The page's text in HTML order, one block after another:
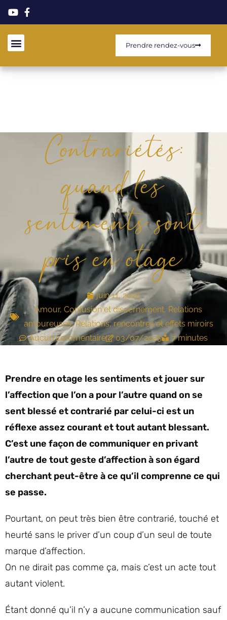
Prendre rendez-vous
Contrariétés:
quand les
sentiments sont
pris en otage
juin 11, 2025
Amour, Confusion et discernement, Relations
amoureuses,Relations, rencontres et effets miroirs
Aucun commentaire
03/07/2025 7 minutes
Prendre en otage les sentiments et jouer sur
l’affection que l’on a pour l’autre quand on se
sent blessé et contrarié par celui-ci est un
réflexe assez courant et tout autant blessant.
C’est une façon de communiquer en privant
l’autre de tout geste d’affection à son égard
cherchant peut-être à ce qu’il comprenne ce qui
se passe.
Pourtant, on peut très bien être contrarié, touché et
heurté sans le priver d’un coup d’un seul de toute
marque d’affection.
On ne dirait pas comme ça, mais c’est un acte tout
autant violent.
Étant donné qu’il n’y a aucune communication sauf